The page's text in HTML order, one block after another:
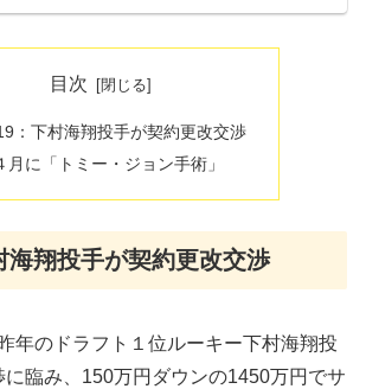
目次
：下村海翔投手が契約更改交渉
月に「トミー・ジョン手術」
海翔投手が契約更改交渉
年のドラフト１位ルーキー下村海翔投
臨み、150万円ダウンの1450万円でサ